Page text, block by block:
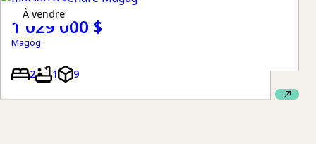
à vendre
1 029 000 $
Magog
2 1 9